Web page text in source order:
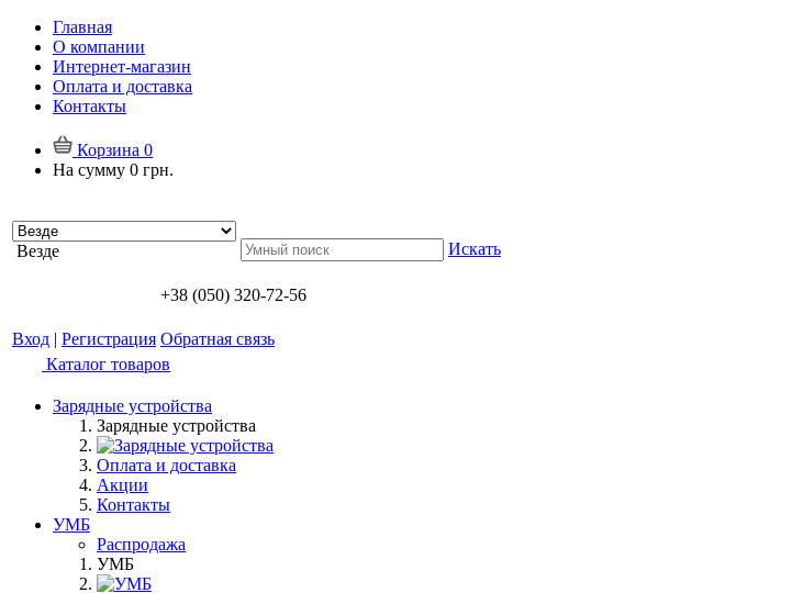
Главная
О компании
Интернет-магазин
Оплата и доставка
Контакты
Корзина 0
На сумму 0 грн.
Везде Искать
+38 (050) 320-72-56
Вход | Регистрация Обратная связь
Каталог товаров
Зарядные устройства
Зарядные устройства
Оплата и доставка
Акции
Контакты
УМБ
Распродажа
УМБ